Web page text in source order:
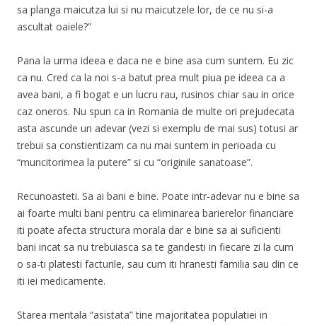
sa planga maicutza lui si nu maicutzele lor, de ce nu si-a
ascultat oaiele?”
Pana la urma ideea e daca ne e bine asa cum suntem. Eu zic
ca nu. Cred ca la noi s-a batut prea mult piua pe ideea ca a
avea bani, a fi bogat e un lucru rau, rusinos chiar sau in orice
caz oneros. Nu spun ca in Romania de multe ori prejudecata
asta ascunde un adevar (vezi si exemplu de mai sus) totusi ar
trebui sa constientizam ca nu mai suntem in perioada cu
“muncitorimea la putere” si cu “originile sanatoase”.
Recunoasteti. Sa ai bani e bine. Poate intr-adevar nu e bine sa
ai foarte multi bani pentru ca eliminarea barierelor financiare
iti poate afecta structura morala dar e bine sa ai suficienti
bani incat sa nu trebuiasca sa te gandesti in fiecare zi la cum
o sa-ti platesti facturile, sau cum iti hranesti familia sau din ce
iti iei medicamente.
Starea mentala “asistata” tine majoritatea populatiei in